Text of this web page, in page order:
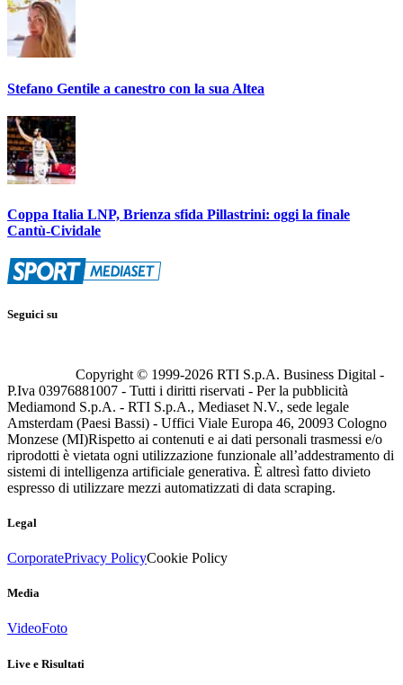
Stefano Gentile a canestro con la sua Altea
Coppa Italia LNP, Brienza sfida Pillastrini: oggi la finale
Cantù-Cividale
Seguici su
Copyright © 1999-2026 RTI S.p.A. Business Digital -
P.Iva 03976881007 - Tutti i diritti riservati - Per la pubblicità
Mediamond S.p.A. - RTI S.p.A., Mediaset N.V., sede legale
Amsterdam (Paesi Bassi) - Uffici Viale Europa 46, 20093 Cologno
Monzese (MI)Rispetto ai contenuti e ai dati personali trasmessi e/o
riprodotti è vietata ogni utilizzazione funzionale all’addestramento di
sistemi di intelligenza artificiale generativa. È altresì fatto divieto
espresso di utilizzare mezzi automatizzati di data scraping.
Legal
CorporatePrivacy PolicyCookie Policy
Media
VideoFoto
Live e Risultati